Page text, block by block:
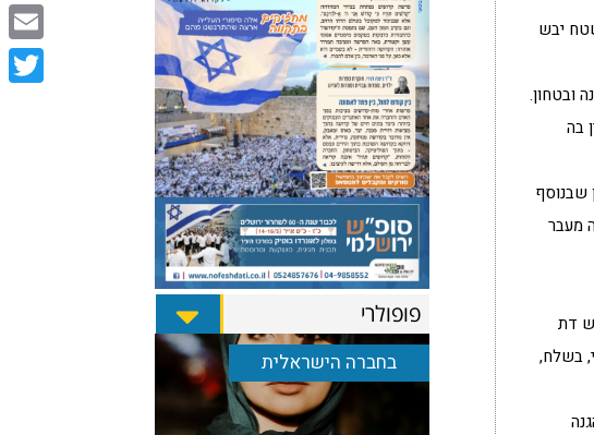
יבש
ובטחון.
בה
שבנוסף
מעבר
דת
בשלח,
פופולרי
בחברה הישראלית
Email